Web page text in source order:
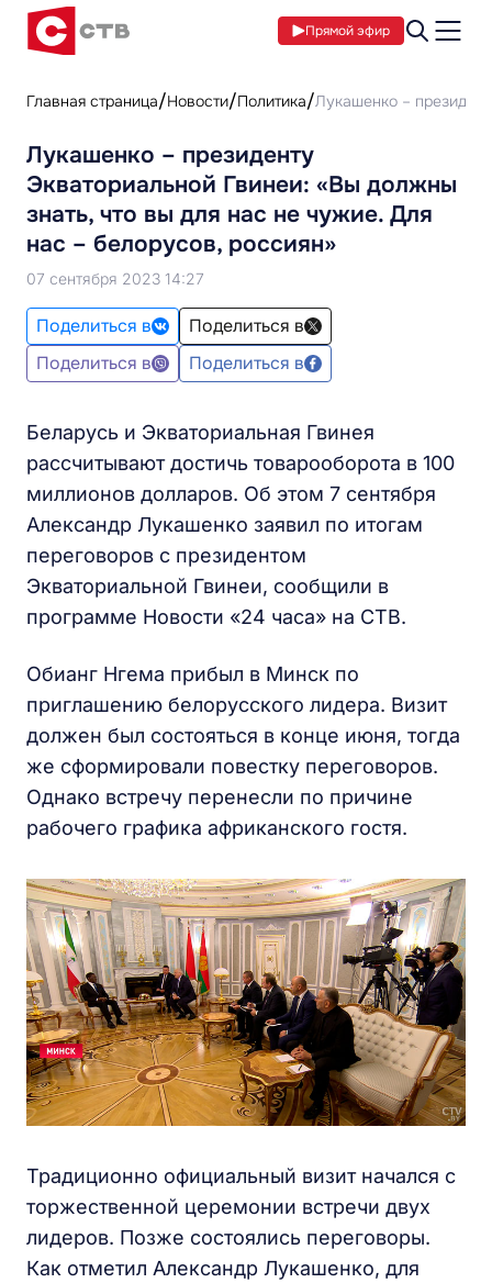
Прямой эфир
Главная страница Новости Политика Лукашенко –
Лукашенко – президенту
Экваториальной Гвинеи: «Вы должны
знать, что вы для нас не чужие. Для
нас – белорусов, россиян»
07 сентября 2023 14:27
Поделиться в
Поделиться в
Поделиться в
Поделиться в
Беларусь и Экваториальная Гвинея
рассчитывают достичь товарооборота в 100
миллионов долларов. Об этом 7 сентября
Александр Лукашенко заявил по итогам
переговоров с президентом
Экваториальной Гвинеи, сообщили в
программе Новости «24 часа» на СТВ.
Обианг Нгема прибыл в Минск по
приглашению белорусского лидера. Визит
должен был состояться в конце июня, тогда
же сформировали повестку переговоров.
Однако встречу перенесли по причине
рабочего графика африканского гостя.
Традиционно официальный визит начался с
торжественной церемонии встречи двух
лидеров. Позже состоялись переговоры.
Как отметил Александр Лукашенко, для